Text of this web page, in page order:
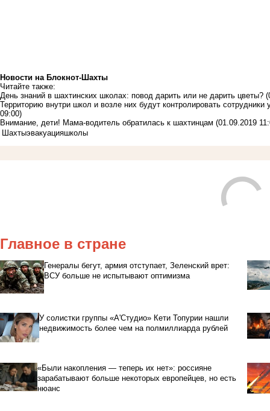
Новости на Блoкнoт-Шахты
Читайте также:
День знаний в шахтинских школах: повод дарить или не дарить цветы?
Территорию внутри школ и возле них будут контролировать
09:00)
Внимание, дети! Мама-водитель обратилась к шахтинцам (01.09.2019
Шахтыэвакуацияшколы
Главное в стране
Генералы бегут, армия отступает, Зеленский врет:
ВСУ больше не испытывают оптимизма
У солистки группы «А'Студио» Кети Топурии нашли
недвижимость более чем на полмиллиарда рублей
«Были накопления — теперь их нет»: россияне
зарабатывают больше некоторых европейцев, но есть
нюанс